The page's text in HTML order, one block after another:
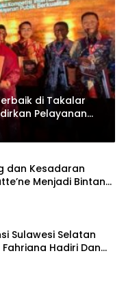
di Takalar
Pelayanan
dan Kesadaran
Menjadi Bintang
Sulawesi Selatan
Fahriana Hadiri Dan
Menyalakan Lentera